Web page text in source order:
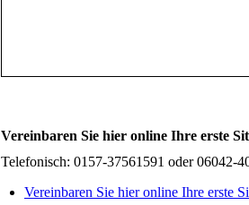
Vereinbaren Sie hier online Ihre erste
Telefonisch: 0157-37561591 oder 06042-
Vereinbaren Sie hier online Ihre erste